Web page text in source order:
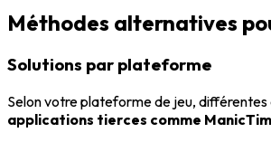
Méthodes alternatives
Solutions par plateforme
Selon votre plateforme de jeu,
applications tierces comme